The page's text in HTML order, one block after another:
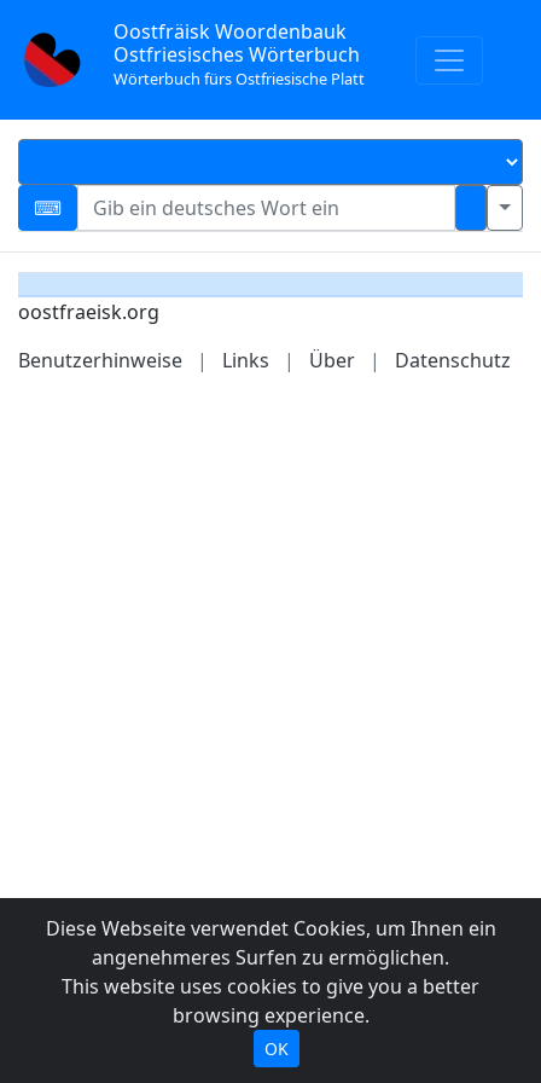
Oostfräisk Woordenbauk
Ostfriesisches Wörterbuch
Wörterbuch fürs Ostfriesische Platt
oostfraeisk.org
Benutzerhinweise
| Links | Über | Datenschutz
Diese Webseite verwendet Cookies, um Ihnen ein
angenehmeres Surfen zu ermöglichen.
This website uses cookies to give you a better
browsing experience.
OK